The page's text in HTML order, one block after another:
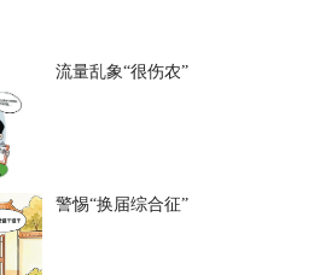
流量乱象“很伤农”
警惕“换届综合征”